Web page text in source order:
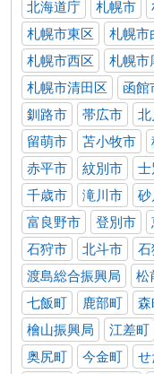
北海道庁 札幌市
札幌市東区
札幌市
札幌市西区
札幌市
札幌市清田区
函館
釧路市
帯広市 北
留萌市
苫小牧市
赤平市
紋別市 士
千歳市
滝川市 砂
富良野市
登別市
石狩市
北斗市 石
渡島総合振興局
松
七飯町
鹿部町 森
檜山振興局
江差町
奥尻町
今金町 せ